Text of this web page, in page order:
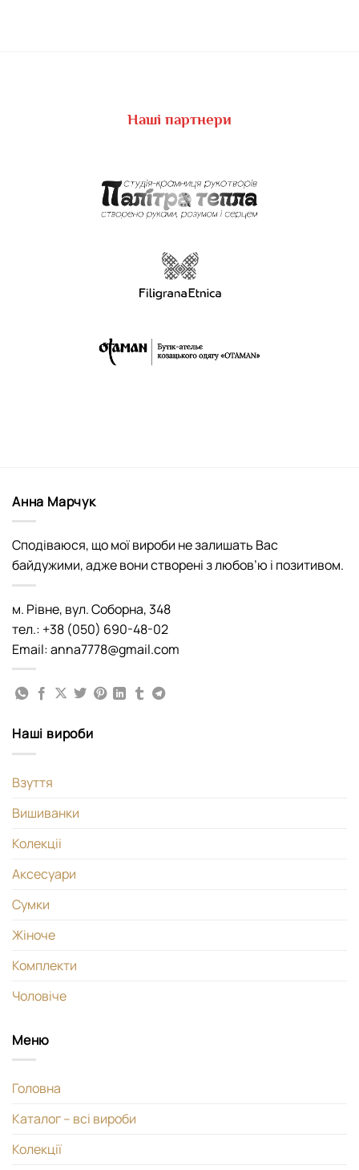
Наші партнери
Анна Марчук
Сподіваюся, що мої вироби не залишать Вас
байдужими, адже вони створені з любов’ю і позитивом.
м. Рівне, вул. Соборна, 348
тел.: +38 (050) 690-48-02
Email: anna7778@gmail.com
Наші вироби
Взуття
Вишиванки
Колекціі
Аксесуари
Сумки
Жіноче
Комплекти
Чоловіче
Меню
Головна
Каталог – всі вироби
Колекції